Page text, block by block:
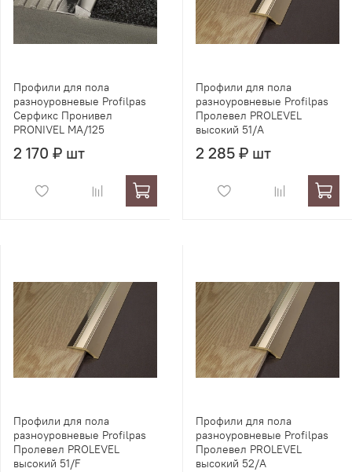
Профили для пола
разноуровневые Profilpas
Серфикс Пронивел
PRONIVEL MA/125
2 170 ₽ шт
Профили для пола
разноуровневые Profilpas
Пролевел PROLEVEL
высокий 51/A
2 285 ₽ шт
Профили для пола
разноуровневые Profilpas
Пролевел PROLEVEL
высокий 51/F
Профили для пола
разноуровневые Profilpas
Пролевел PROLEVEL
высокий 52/A